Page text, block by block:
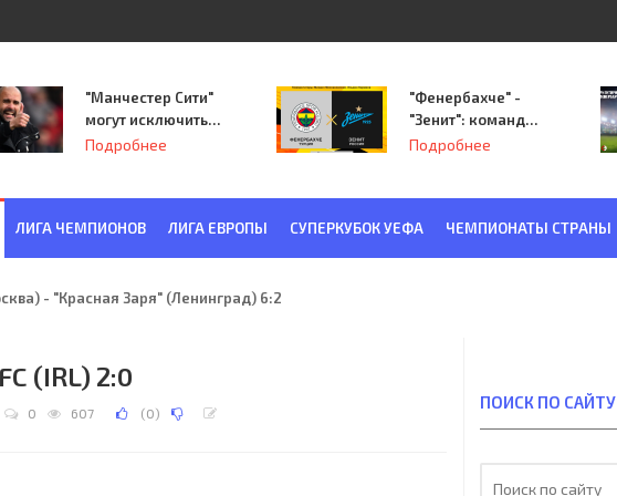
"Манчестер Сити"
могут исключить
из Лиги
Подробнее
"Фенербахче" -
"Зенит": команда
Семака начинает
Подробнее
ЛИГА ЧЕМПИОНОВ ЛИГА ЕВРОПЫ СУПЕРКУБОК УЕФА ЧЕМПИОНАТЫ СТРАНЫ
- "Красная Заря" (Ленинград) 6:2
(IRL) 2:0
0 607 (0)
ПОИСК ПО САЙТУ